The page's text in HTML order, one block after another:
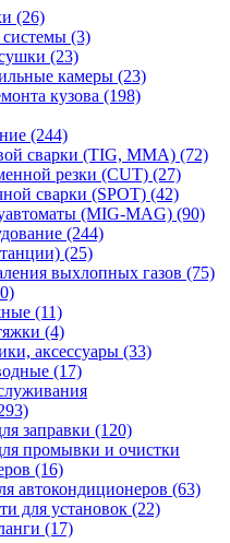
(26)
(3)
(23)
камеры (23)
кузова (198)
(244)
сварки (TIG, MMA) (72)
резки (CUT) (27)
сварки (SPOT) (42)
(MIG-MAG) (90)
(244)
(25)
выхлопных газов (75)
(11)
(4)
аксессуары (33)
(17)
заправки (120)
промывки и очистки
(16)
автокондиционеров (63)
для установок (22)
(17)